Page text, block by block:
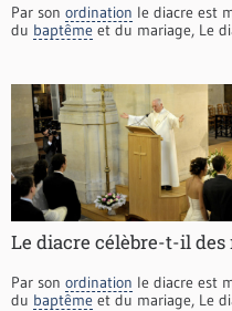
Par son ordination le diacre est
du baptême et du mariage, Le
Le diacre célèbre-t-il des
Par son ordination le diacre est
du baptême et du mariage, Le